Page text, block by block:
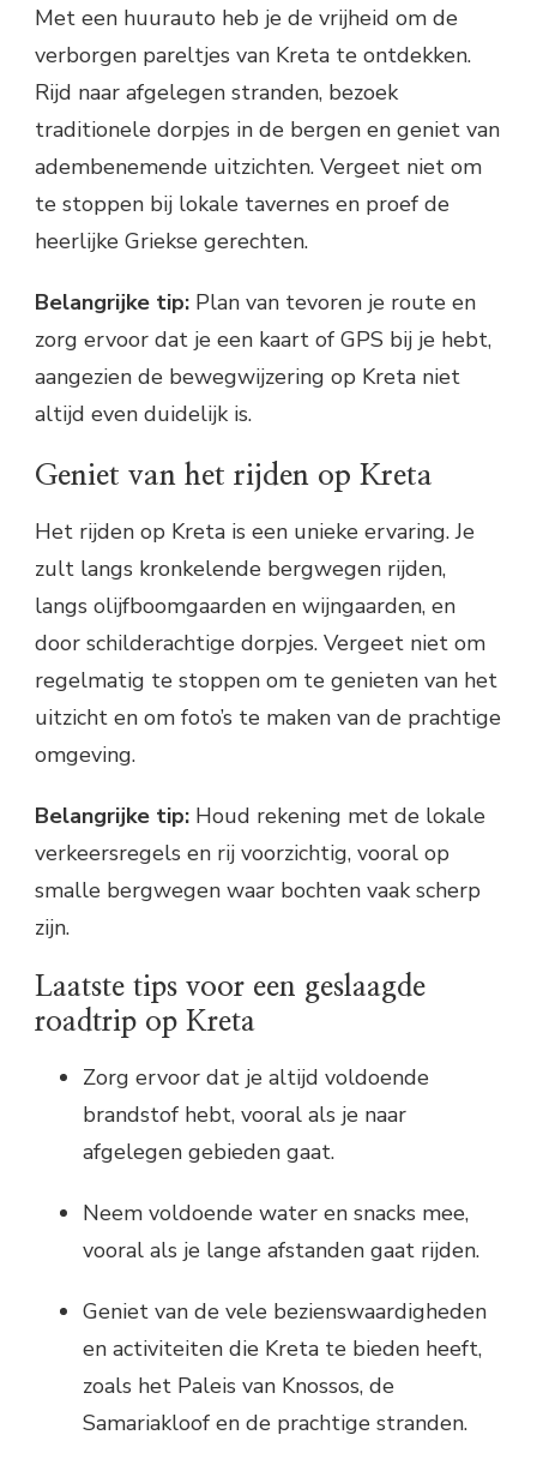
Met een huurauto heb je de vrijheid om de
verborgen pareltjes van Kreta te ontdekken.
Rijd naar afgelegen stranden, bezoek
traditionele dorpjes in de bergen en geniet van
adembenemende uitzichten. Vergeet niet om
te stoppen bij lokale tavernes en proef de
heerlijke Griekse gerechten.
Belangrijke tip: Plan van tevoren je route en
zorg ervoor dat je een kaart of GPS bij je hebt,
aangezien de bewegwijzering op Kreta niet
altijd even duidelijk is.
Geniet van het rijden op Kreta
Het rijden op Kreta is een unieke ervaring. Je
zult langs kronkelende bergwegen rijden,
langs olijfboomgaarden en wijngaarden, en
door schilderachtige dorpjes. Vergeet niet om
regelmatig te stoppen om te genieten van het
uitzicht en om foto’s te maken van de prachtige
omgeving.
Belangrijke tip: Houd rekening met de lokale
verkeersregels en rij voorzichtig, vooral op
smalle bergwegen waar bochten vaak scherp
zijn.
Laatste tips voor een geslaagde
roadtrip op Kreta
Zorg ervoor dat je altijd voldoende
brandstof hebt, vooral als je naar
afgelegen gebieden gaat.
Neem voldoende water en snacks mee,
vooral als je lange afstanden gaat rijden.
Geniet van de vele bezienswaardigheden
en activiteiten die Kreta te bieden heeft,
zoals het Paleis van Knossos, de
Samariakloof en de prachtige stranden.